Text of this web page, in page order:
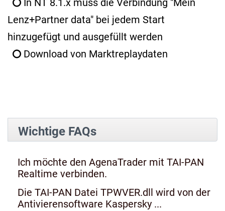
In NT 8.1.x muss die Verbindung "Mein
Lenz+Partner data" bei jedem Start
hinzugefügt und ausgefüllt werden
Download von Marktreplaydaten
Wichtige FAQs
Ich möchte den AgenaTrader mit TAI-PAN
Realtime verbinden.
Die TAI-PAN Datei TPWVER.dll wird von der
Antivierensoftware Kaspersky ...